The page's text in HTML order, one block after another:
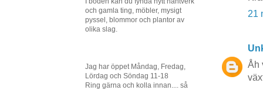
21
Åh
och gamla ting, möbler, mysigt
pyssel, blommor och plantor av
olika slag.
Jag har öppet Måndag, Fredag,
Lördag och Söndag 11-18
Ring gärna och kolla innan.... så